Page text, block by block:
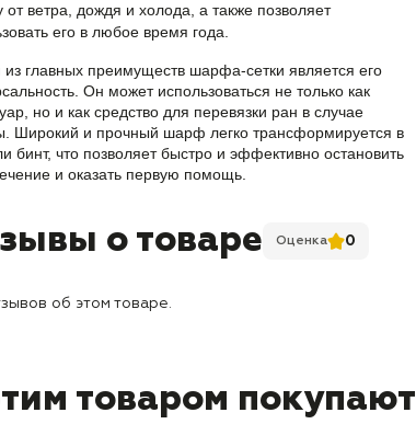
от ветра, дождя и холода, а также позволяет
его в любое время года.
главных преимуществ шарфа-сетки является его
Он может использоваться не только как
но и как средство для перевязки ран в случае
Широкий и прочный шарф легко трансформируется в
бинт, что позволяет быстро и эффективно остановить
и оказать первую помощь.
о товаре Оценка 0
об этом товаре.
товаром покупают